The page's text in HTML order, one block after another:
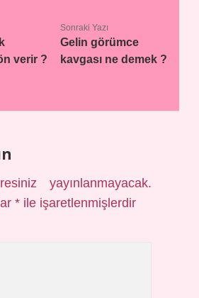
verir ?
Sonraki Yazı
Gelin görümce
kavgası ne demek ?
yayınlanmayacak.
* ile işaretlenmişlerdir